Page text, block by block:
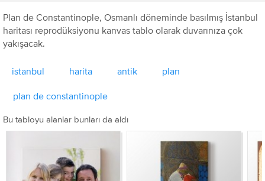
Plan de Constantinople, Osmanlı döneminde basılmış İstanbul
haritası reprodüksiyonu kanvas tablo olarak duvarınıza çok
yakışacak.
istanbul harita antik plan
plan de constantinople
Bu tabloyu alanlar bunları da aldı